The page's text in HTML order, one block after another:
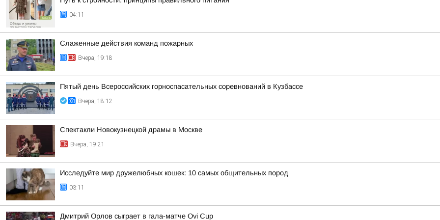
04:11
Слаженные действия команд пожарных
Вчера, 19:18
Пятый день Всероссийских горноспасательных соревнований в Кузбассе
Вчера, 18:12
Спектакли Новокузнецкой драмы в Москве
Вчера, 19:21
Исследуйте мир дружелюбных кошек: 10 самых общительных пород
03:11
Дмитрий Орлов сыграет в гала-матче Ovi Cup